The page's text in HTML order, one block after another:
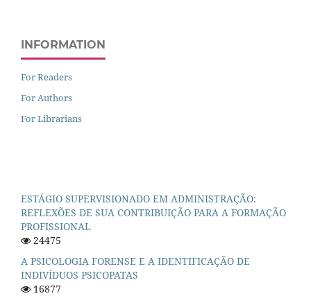
INFORMATION
For Readers
For Authors
For Librarians
ESTÁGIO SUPERVISIONADO EM ADMINISTRAÇÃO:
REFLEXÕES DE SUA CONTRIBUIÇÃO PARA A FORMAÇÃO
PROFISSIONAL
24475
A PSICOLOGIA FORENSE E A IDENTIFICAÇÃO DE
INDIVÍDUOS PSICOPATAS
16877